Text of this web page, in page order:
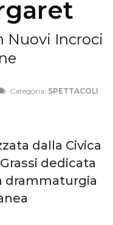
Nuovi Incroci
Categoria: SPETTACOLI
dalla Civica
dedicata
drammaturgia